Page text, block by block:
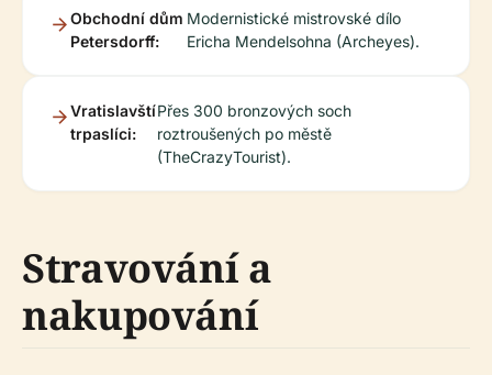
Obchodní dům
Petersdorff:
Modernistické mistrovské dílo
Ericha Mendelsohna (Archeyes).
Vratislavští
trpaslíci:
Přes 300 bronzových soch
roztroušených po městě
(TheCrazyTourist).
Stravování a
nakupování